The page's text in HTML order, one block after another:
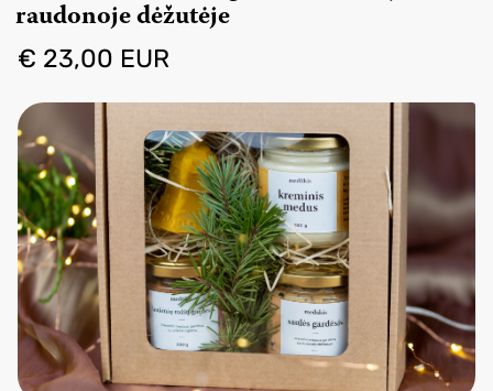
raudonoje dėžutėje
€ 23,00 EUR